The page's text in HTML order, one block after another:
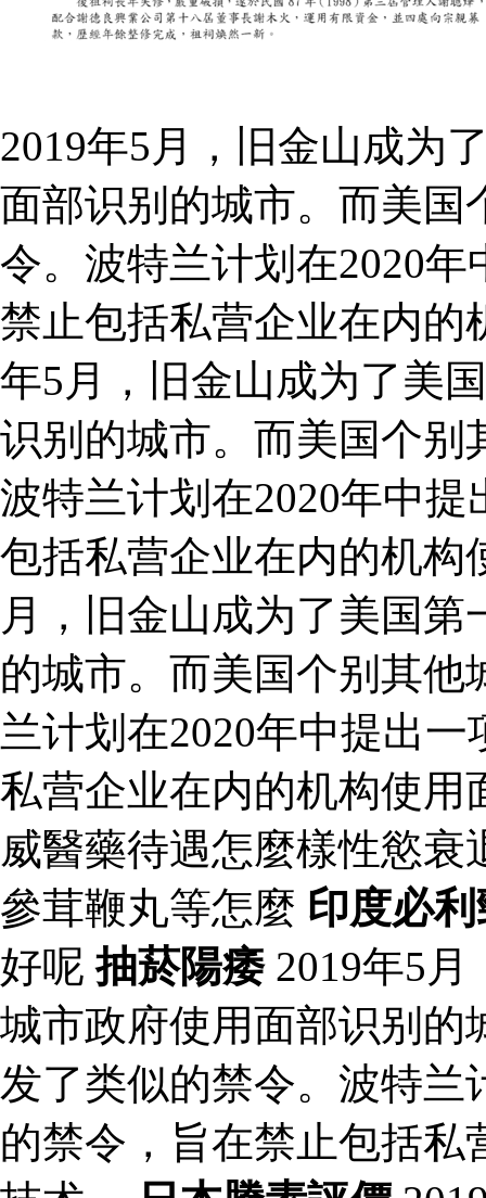
2019年5月，旧金山成为
面部识别的城市。而美国
令。波特兰计划在2020
禁止包括私营企业在内的
年5月，旧金山成为了美
识别的城市。而美国个别
波特兰计划在2020年中
包括私营企业在内的机构
月，旧金山成为了美国
的城市。而美国个别其
兰计划在2020年中提出
私营企业在内的机构使
威醫藥待遇怎麼樣性慾
參茸鞭丸等怎麼 印度必
好呢抽菸陽痿2019年5月
城市政府使用面部识别的
发了类似的禁令。波特兰
的禁令，旨在禁止包括